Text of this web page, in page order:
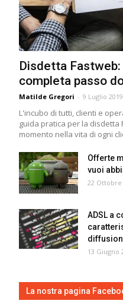
Disdetta
completa passo
Matilde Gregori - 9 Luglio 2019
L'incubo di tutti, clienti e
guida pratica per la
momento nella vita di ogni
Offerte
vuoi
22 Ottobre
ADSL a
13 Giugno
La nostra pagina